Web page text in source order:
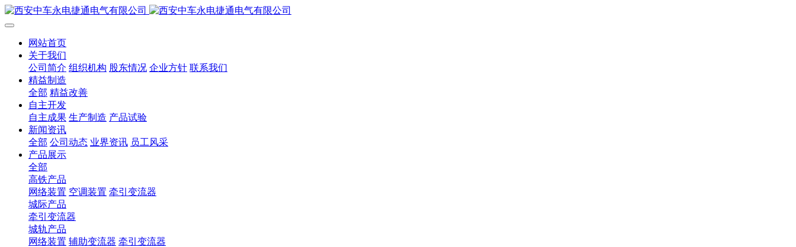
网站首页
关于我们
公司简介 组织机构 股东情况 企业方针 联系我们
精益制造
全部 精益改善
自主开发
自主成果 生产制造 产品试验
新闻资讯
全部 公司动态 业界资讯 员工风采
产品展示
全部
高铁产品
网络装置 空调装置 牵引变流器
城际产品
牵引变流器
城轨产品
网络装置 辅助变流器 牵引变流器